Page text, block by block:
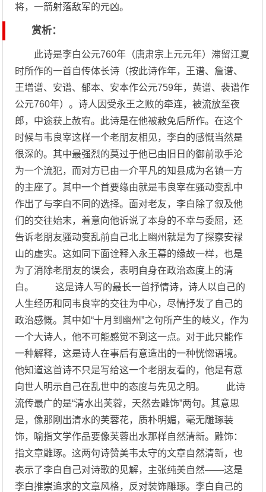
将，一箭射落敌军的元凶。
赏析：
此诗是李白公元760年（唐肃宗上元元年）滞留江夏
时所作的一首自传体长诗（按此诗作年，王谱、詹谱、
王增谱、安谱、郁本、安本作公元759年，黄谱、裴谱作
公元760年）。诗人因受永王之败的牵连，被流放至夜
郎，中途获上赦宥。此诗是在他被赦免后所作。在这个
时候与韦良宰这样一个老朋友相见，李白的感慨当然是
很深的。其中最强烈的莫过于他已由旧日的御前歌手沦
为一个流犯，而对方已由一介平凡的知县成为名镇一方
的主座了。其中一个首要缘由就是韦良宰在骚动变乱中
作出了与李白不同的选择。面对老友，李白除了叙及他
们的交往始末，着意向他诉说了本身的不幸与委屈，还
告诉老朋友骚动变乱前自己北上幽州就是为了探察安禄
山的虚实。这如同下面诠释入永王幕的缘故一样，也是
为了消除老朋友的误会，表明自身在政治态度上的清
白。 这是诗人写的最长一首抒情诗，诗人以自己的
人生经历和同韦良宰的交往为中心，尽情抒发了自己的
政治感慨。其中如“十月到幽州”之句所产生的岐义，作为
一个大诗人，他不可能感觉不到这一点。对于此只能作
一种解释，这是诗人在事后有意造出的一种恍惚语境。
他知道这首诗不只是写给这一个老朋友看的，他是有意
向世人明示自己在乱世中的态度与先见之明。 此诗
流传最广的是“清水出芙蓉，天然去雕饰”两句。其意思
是，像那刚出清水的芙蓉花，质朴明媚，毫无雕琢装
饰，喻指文学作品要像芙蓉出水那样自然清新。雕饰：
指文章雕琢。这两句诗赞美韦太守的文章自然清新，也
表示了李白自己对诗歌的见解，主张纯美自然——这是
李白推崇追求的文章风格，反对装饰雕琢。李白自己的